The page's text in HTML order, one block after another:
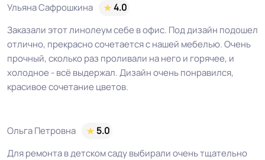
Ульяна Сафрошкина
4.0
Заказали этот линолеум себе в офис. Под дизайн подошел
отлично, прекрасно сочетается с нашей мебелью. Очень
прочный, сколько раз проливали на него и горячее, и
холодное - всё выдержал. Дизайн очень понравился,
красивое сочетание цветов.
Ольга Петровна
5.0
Для ремонта в детском саду выбирали очень тщательно